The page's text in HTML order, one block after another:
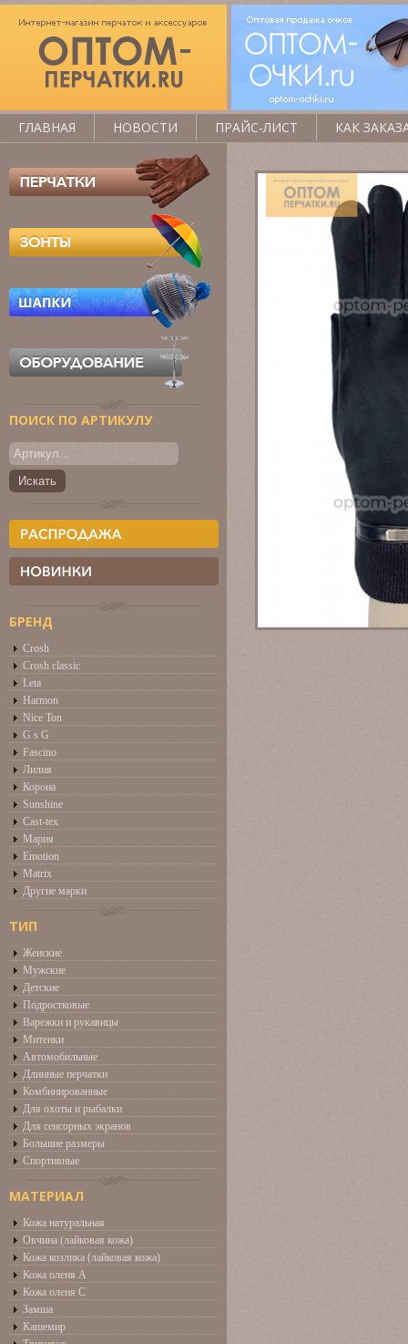
ПОИСК ПО АРТИКУЛУ
БРЕНД
Crosh
Crosh classic
Leta
Harmon
Nice Ton
G s G
Fascino
Лилия
Корона
Sunshine
Cast-tex
Мария
Emotion
Matrix
Другие марки
ТИП
Женские
Мужские
Детские
Подростковые
Варежки и рукавицы
Митенки
Автомобильные
Длинные перчатки
Комбинированные
Для охоты и рыбалки
Для сенсорных экранов
Большие размеры
Спортивные
МАТЕРИАЛ
Кожа натуральная
Овчина (лайковая кожа)
Кожа козлика (лайковая кожа)
Кожа оленя А
Кожа оленя С
Замша
Кашемир
ГЛАВНАЯ НОВОСТИ ПРАЙС-ЛИСТ КАК